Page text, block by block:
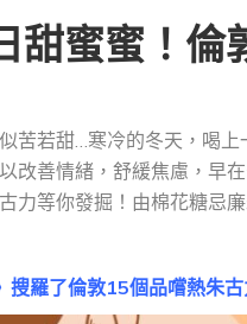
甜蜜蜜！倫
苦若甜…寒冷的冬天，喝
改善情緒，舒緩焦慮，早
力等你發掘！由棉花糖忌
羅了倫敦15個品嚐熱朱